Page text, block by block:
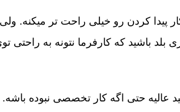
پیدا کردن رو خیلی راحت تر میکنه.
باشید که کارفرما نتونه به راحتی توی
عالیه حتی اگه کار تخصصی نبوده باشه.